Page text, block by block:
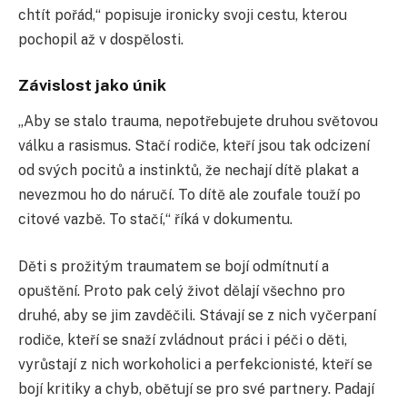
chtít pořád,“ popisuje ironicky svoji cestu, kterou
pochopil až v dospělosti.
Závislost jako únik
„Aby se stalo trauma, nepotřebujete druhou světovou
válku a rasismus. Stačí rodiče, kteří jsou tak odcizení
od svých pocitů a instinktů, že nechají dítě plakat a
nevezmou ho do náručí. To dítě ale zoufale touží po
citové vazbě. To stačí,“ říká v dokumentu.
Děti s prožitým traumatem se bojí odmítnutí a
opuštění. Proto pak celý život dělají všechno pro
druhé, aby se jim zavděčili. Stávají se z nich vyčerpaní
rodiče, kteří se snaží zvládnout práci i péči o děti,
vyrůstají z nich workoholici a perfekcionisté, kteří se
bojí kritiky a chyb, obětují se pro své partnery. Padají